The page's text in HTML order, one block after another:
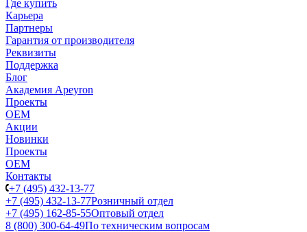
Где купить
Карьера
Партнеры
Гарантия от производителя
Реквизиты
Поддержка
Блог
Академия Apeyron
Проекты
ОЕМ
Акции
Новинки
Проекты
ОЕМ
Контакты
+7 (495) 432-13-77
+7 (495) 432-13-77Розничный отдел
+7 (495) 162-85-55Оптовый отдел
8 (800) 300-64-49По техническим вопросам